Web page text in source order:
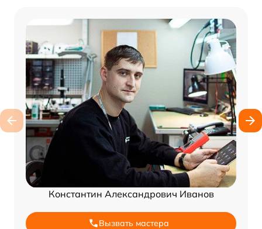
Константин Александрович Иванов
Вызвать мастера